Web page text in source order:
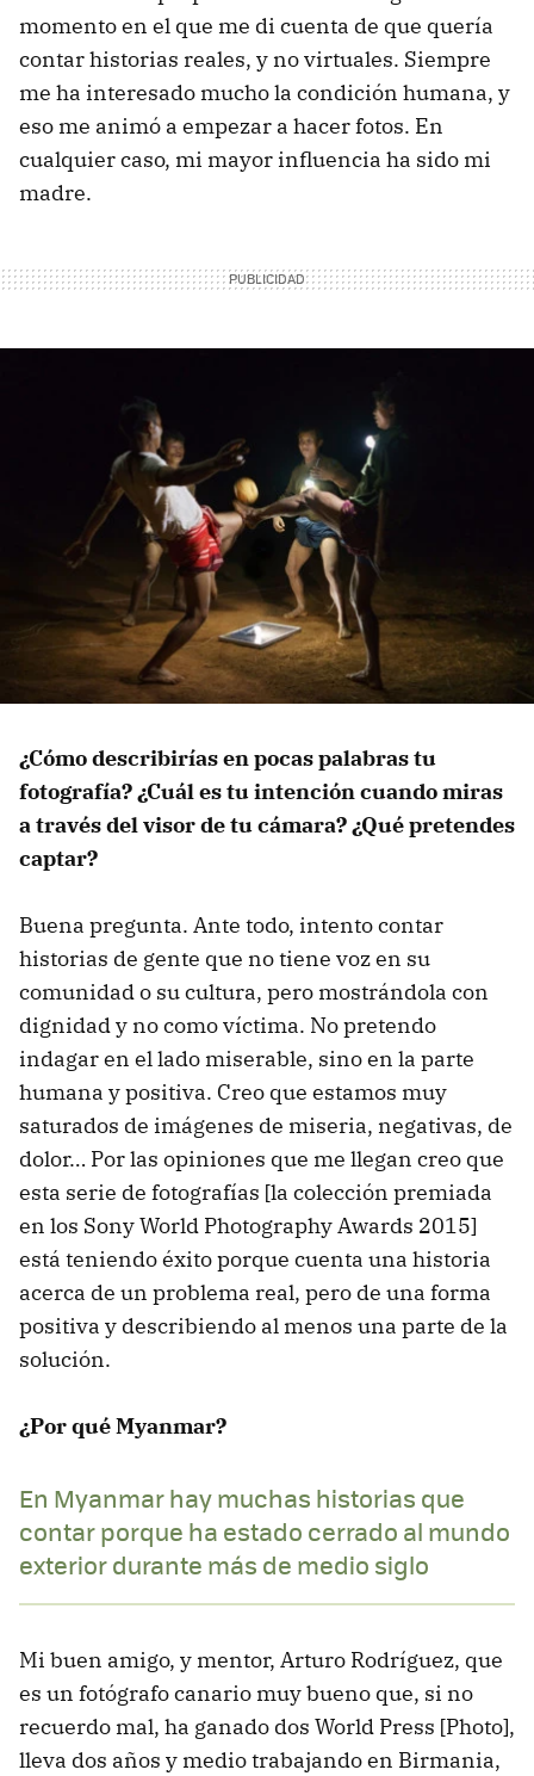
momento en el que me di cuenta de que quería
contar historias reales, y no virtuales. Siempre
me ha interesado mucho la condición humana, y
eso me animó a empezar a hacer fotos. En
cualquier caso, mi mayor influencia ha sido mi
madre.
¿Cómo describirías en pocas palabras tu
fotografía? ¿Cuál es tu intención cuando miras
a través del visor de tu cámara? ¿Qué pretendes
captar?
Buena pregunta. Ante todo, intento contar
historias de gente que no tiene voz en su
comunidad o su cultura, pero mostrándola con
dignidad y no como víctima. No pretendo
indagar en el lado miserable, sino en la parte
humana y positiva. Creo que estamos muy
saturados de imágenes de miseria, negativas, de
dolor… Por las opiniones que me llegan creo que
esta serie de fotografías [la colección premiada
en los Sony World Photography Awards 2015]
está teniendo éxito porque cuenta una historia
acerca de un problema real, pero de una forma
positiva y describiendo al menos una parte de la
solución.
¿Por qué Myanmar?
En Myanmar hay muchas historias que
contar porque ha estado cerrado al mundo
exterior durante más de medio siglo
Mi buen amigo, y mentor, Arturo Rodríguez, que
es un fotógrafo canario muy bueno que, si no
recuerdo mal, ha ganado dos World Press [Photo],
lleva dos años y medio trabajando en Birmania,